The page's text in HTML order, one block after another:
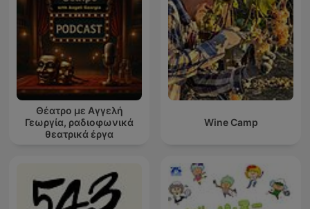
Θέατρο με Αγγελή
Γεωργία, ραδιοφωνικά
θεατρικά έργα
Wine Camp